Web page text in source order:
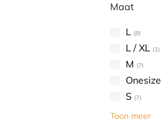
Maat
L (8)
L / XL (1)
M (7)
Onesize
S (7)
Toon meer